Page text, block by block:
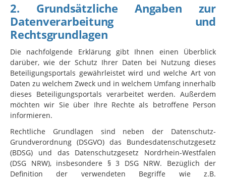
2. Grundsätzliche Angaben zur
Datenverarbeitung und
Rechtsgrundlagen
Die nachfolgende Erklärung gibt Ihnen einen Überblick
darüber, wie der Schutz Ihrer Daten bei Nutzung dieses
Beteiligungsportals gewährleistet wird und welche Art von
Daten zu welchem Zweck und in welchem Umfang innerhalb
dieses Beteiligungsportals verarbeitet werden. Außerdem
möchten wir Sie über Ihre Rechte als betroffene Person
informieren.
Rechtliche Grundlagen sind neben der Datenschutz-
Grundverordnung (DSGVO) das Bundesdatenschutzgesetz
(BDSG) und das Datenschutzgesetz Nordrhein-Westfalen
(DSG NRW), insbesondere § 3 DSG NRW. Bezüglich der
Definition der verwendeten Begriffe wie z.B.